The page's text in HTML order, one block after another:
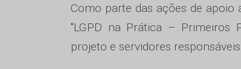
Como parte das ações de apoio
"LGPD na Prática – Primeiros
projeto e servidores